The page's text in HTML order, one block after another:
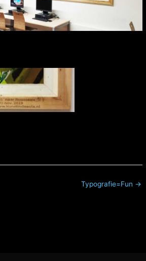
Typografie=Fun →